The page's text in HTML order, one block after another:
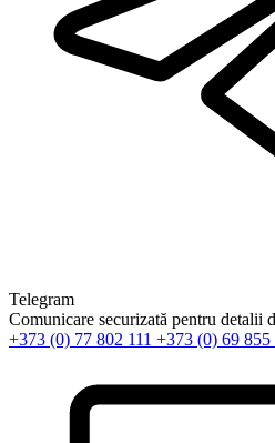
Telegram
Comunicare securizată pentru detalii
+373 (0) 77 802 111 +373 (0) 69 855